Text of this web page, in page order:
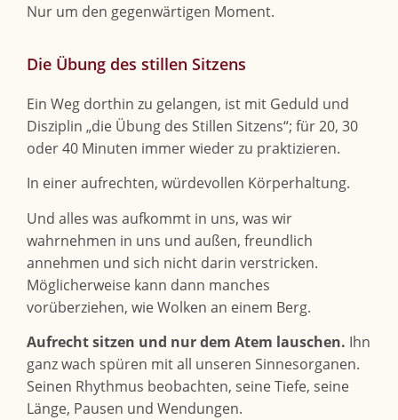
Nur um den gegenwärtigen Moment.
Die Übung des stillen Sitzens
Ein Weg dorthin zu gelangen, ist mit Geduld und
Disziplin „die Übung des Stillen Sitzens“; für 20, 30
oder 40 Minuten immer wieder zu praktizieren.
In einer aufrechten, würdevollen Körperhaltung.
Und alles was aufkommt in uns, was wir
wahrnehmen in uns und außen, freundlich
annehmen und sich nicht darin verstricken.
Möglicherweise kann dann manches
vorüberziehen, wie Wolken an einem Berg.
Aufrecht sitzen und nur dem Atem lauschen. Ihn
ganz wach spüren mit all unseren Sinnesorganen.
Seinen Rhythmus beobachten, seine Tiefe, seine
Länge, Pausen und Wendungen.